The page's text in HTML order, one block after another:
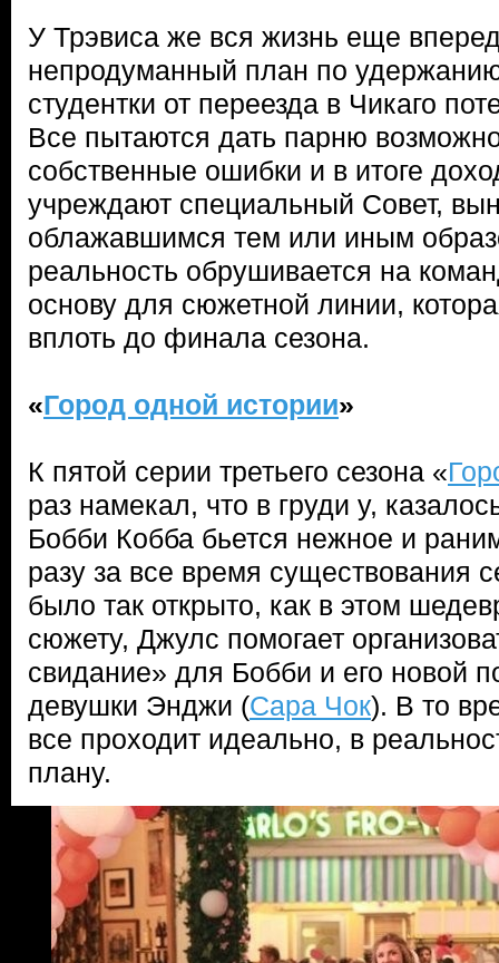
У Трэвиса же вся жизнь еще
непродуманный план по
студентки от переезда в Чикаго
Все пытаются дать парню
собственные ошибки и в итоге
учреждают специальный Совет,
облажавшимся тем или иным
реальность обрушивается на
основу для сюжетной линии,
вплоть до финала сезона.
«Город одной истории»
К пятой серии третьего сезона «
раз намекал, что в груди у,
Бобби Кобба бьется нежное и
разу за все время существования
было так открыто, как в этом
сюжету, Джулс помогает
свидание» для Бобби и его новой
девушки Энджи (Сара Чок). В то
все проходит идеально, в
плану.